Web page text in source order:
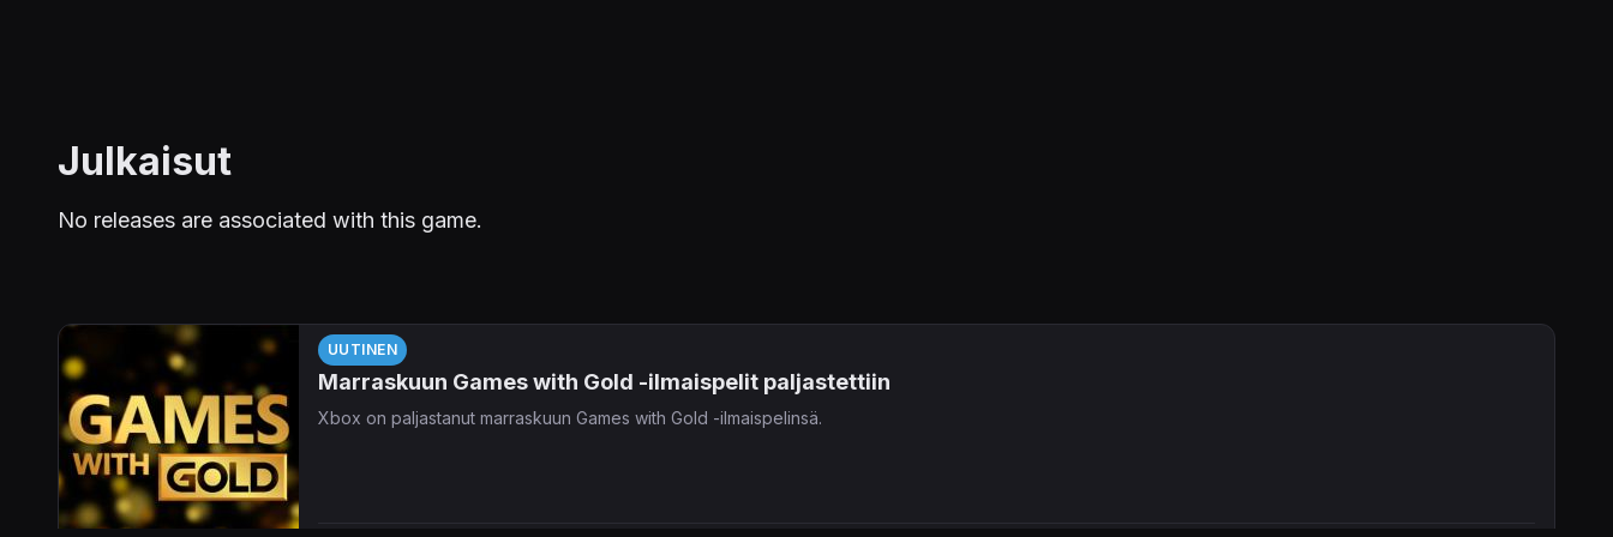
Julkaisut
No releases are associated with this game.
UUTINEN
Marraskuun Games with Gold -ilmaispelit paljastettiin
Xbox on paljastanut marraskuun Games with Gold -ilmaispelinsä.